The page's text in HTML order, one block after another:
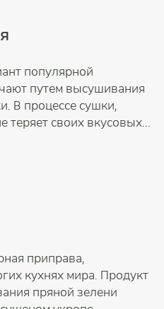
популярной
путем высушивания
В процессе сушки,
теряет своих вкусовых...
приправа,
кухнях мира. Продукт
пряной зелени